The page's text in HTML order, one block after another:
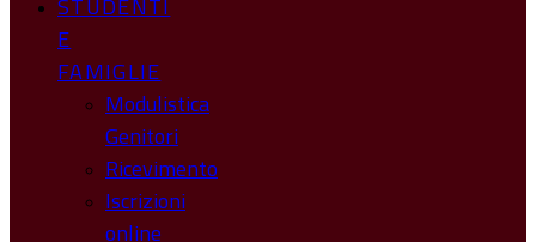
STUDENTI
E
FAMIGLIE
Modulistica
Genitori
Ricevimento
Iscrizioni
online